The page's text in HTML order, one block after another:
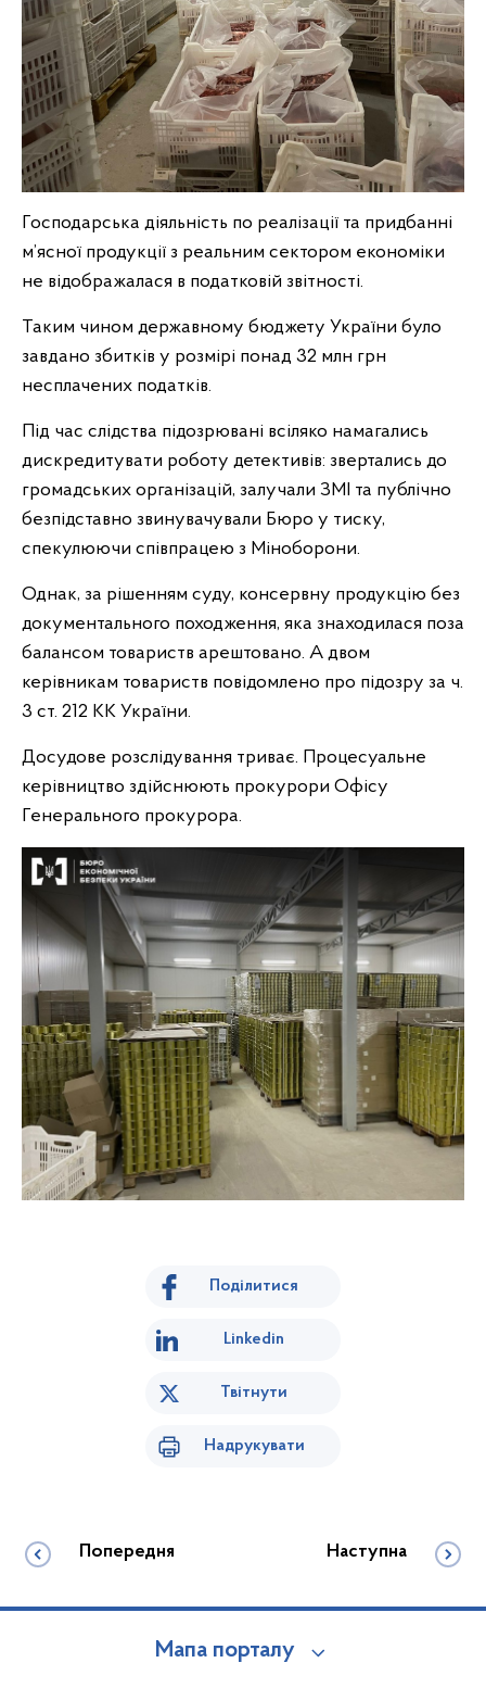
Господарська діяльність по реалізації та придбанні
м’ясної продукції з реальним сектором економіки
не відображалася в податковій звітності.
Таким чином державному бюджету України було
завдано збитків у розмірі понад 32 млн грн
несплачених податків.
Під час слідства підозрювані всіляко намагались
дискредитувати роботу детективів: звертались до
громадських організацій, залучали ЗМІ та публічно
безпідставно звинувачували Бюро у тиску,
спекулюючи співпрацею з Міноборони.
Однак, за рішенням суду, консервну продукцію без
документального походження, яка знаходилася поза
балансом товариств арештовано. А двом
керівникам товариств повідомлено про підозру за ч.
3 ст. 212 КК України.
Досудове розслідування триває. Процесуальне
керівництво здійснюють прокурори Офісу
Генерального прокурора.
Поділитися
Linkedin
Твітнути
Надрукувати
Попередня Наступна
Мапа порталу